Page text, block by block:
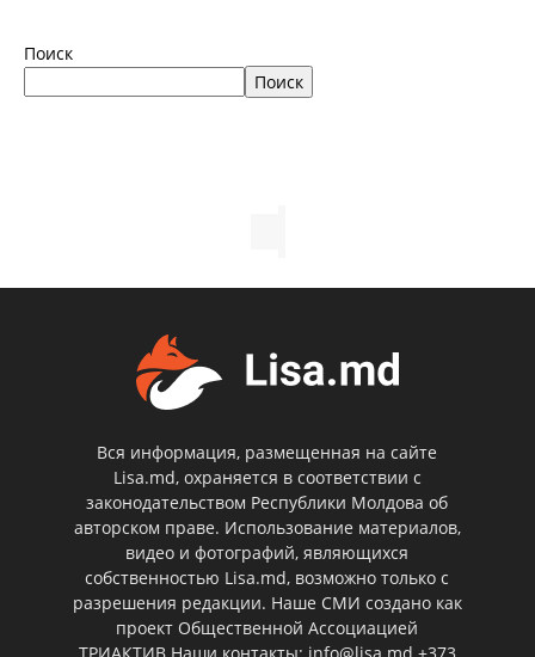
Поиск
Поиск
Вся информация, размещенная на сайте
Lisa.md, охраняется в соответствии с
законодательством Республики Молдова об
авторском праве. Использование материалов,
видео и фотографий, являющихся
собственностью Lisa.md, возможно только с
разрешения редакции. Наше СМИ создано как
проект Общественной Ассоциацией